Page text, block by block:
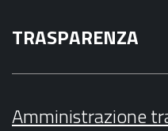
TRASPARENZA
Amministrazione